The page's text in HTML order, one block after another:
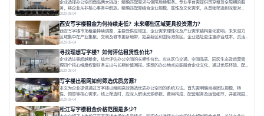
企业选择办公空间面临两大挑战：精确匹配需求与保障后续服务。专业平台需提供贯穿租赁全周期的服
务，将企业从非核心事务中解放。精确匹配需结合企业规模、属性及文化需求，从基础筛选到深度对
接；签约后则需构建覆盖硬件运维、共享配套及专业物业的全周期保障体系。德必集团通过标准化服务
与个性化运营结合，以全国布局和产业生态圈为企业提供稳定支持，体现了从信息撮合到深度服务的能
力转变。在为企业寻找办公空间的过程中，
2026-08-04
西安写字楼租金为何持续走低？未来哪些区域更具投资潜力？
西安写字楼市场租金持续调整，主要受供应增加、企业需求理性化及产业需求结构变化影响。未来潜力
区域集中在产业集聚、交利及城市更新地带，如高新区和国际港务区。企业选址更注重综合成本、灵活
性与员工体验，倾向于提供全包式服务的办公空间。专业运营方通过空间优化与社群服务，助力企业成
长，推动市场向多元化、高性价比方向发展。近年来，西安写字楼市场呈现出租金持续调整的态势，这
一现象引发了的广泛关注。作为西部重要
2026-08-04
寻找理想写字楼？如何评估租赁性价比？
企业选址需超越租金，综合评估办公空间的长期性价比。应从区位交通、空间品质、园区生态及运营管
理四个核心维度权衡财务支出与长期价值回报。理想的办公地点应能融合企业文化，通过优质环境、配
套服务及社群资源赋能业务增长，实现成本与价值的平衡。对于许多正在成长或寻求稳定发展的企业而
言，寻找一处合适的办公空间是一项至关重要的决策。这不仅关系到团队的日常工作效率与协作氛围，
更直接影响着企业的品牌形象、运营成本
2026-08-04
写字楼出租网如何筛选优质房源？
本文为企业提供通过写字楼出租网高效筛选优质办公空间的系统方法。首先需明确自身团队规模、特
性、预算等核心需求。线上筛选时，应深入解读房源参数、费用构成、配套服务及运营细节，并重视园
区产业生态与交通区位价值。同时，需考察运营方的品牌背景与持续服务能力。完成线上初选后，必须
进行线下实地验证，核对空间实景、测试设施、感受园区氛围并确认合同条款，从而做出精确决策。在
数字化时代，写字楼出租网已成为企业寻找
2026-08-04
松江写字楼租金价格范围是多少？